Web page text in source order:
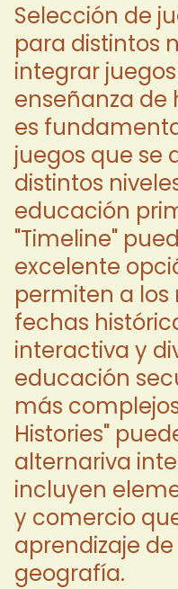
Selección de
para distintos
integrar
enseñanza de
es
juegos que se
distintos
educación
"Timeline"
excelente
permiten a los
fechas
interactiva y
educación
más
Histories"
alternariva
incluyen
y comercio
aprendizaje
geografía.